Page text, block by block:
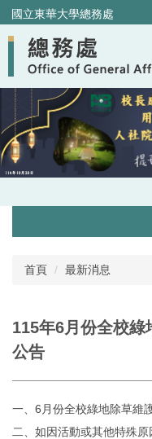
跳
到
主
內
容
區
國立東華大學總務處
處本部
環境保護組
經營保管組
首頁 最新消息
115年6月份全校
公告
一、6月份全校綠地除草維
二、如因活動或其他特殊